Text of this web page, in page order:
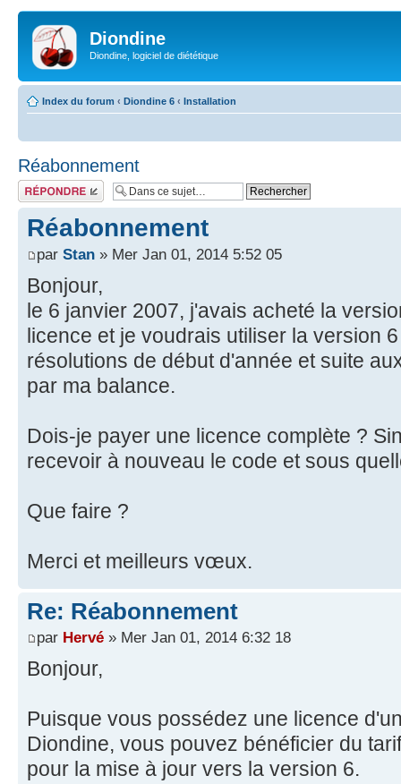
Diondine
Diondine, logiciel de diététique
Index du forum ‹ Diondine 6 ‹ Installation
Réabonnement
Répondre
Réabonnement
par Stan » Mer Jan 01, 2014 5:52 05
Bonjour,
le 6 janvier 2007, j'avais acheté la
licence et je voudrais utiliser la version
résolutions de début d'année et suite
par ma balance.
Dois-je payer une licence complète ?
recevoir à nouveau le code et sous
Que faire ?
Merci et meilleurs vœux.
Re: Réabonnement
par Hervé » Mer Jan 01, 2014 6:32 18
Bonjour,
Puisque vous possédez une licence
Diondine, vous pouvez bénéficier du
pour la mise à jour vers la version 6.